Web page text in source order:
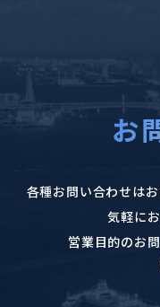
お
各種お問い合わせは
気軽に
営業目的のお